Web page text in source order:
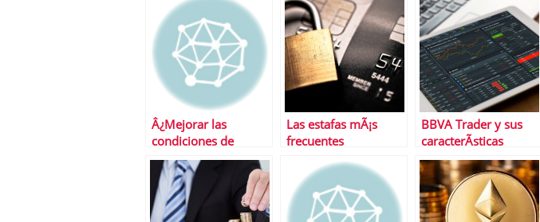
Â¿Mejorar las
condiciones de
financiaciÃ³n de tu
Pyme? comprueba la
oferta de BBVA
Las estafas mÃ¡s
frecuentes
BBVA Trader y sus
caracterÃ­sticas